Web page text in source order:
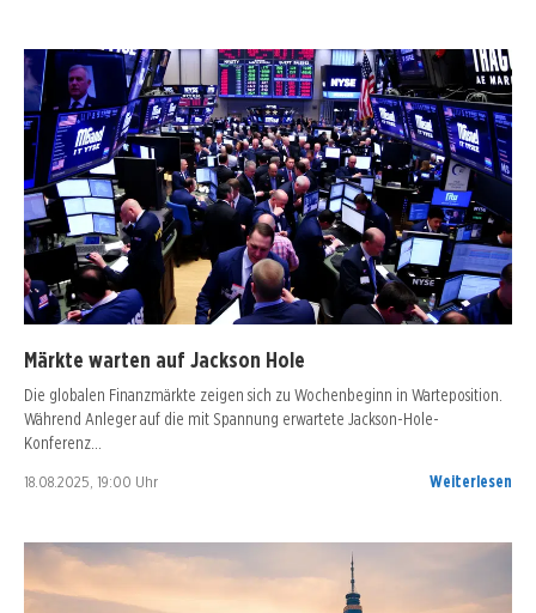
Märkte warten auf Jackson Hole
Die globalen Finanzmärkte zeigen sich zu Wochenbeginn in Warteposition.
Während Anleger auf die mit Spannung erwartete Jackson-Hole-
Konferenz…
18.08.2025, 19:00 Uhr Weiterlesen